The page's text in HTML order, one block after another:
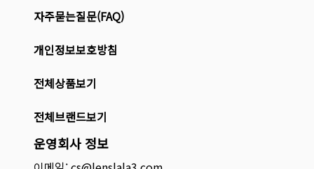
자주묻는질문(FAQ)
개인정보보호방침
전체상품보기
전체브랜드보기
운영회사 정보